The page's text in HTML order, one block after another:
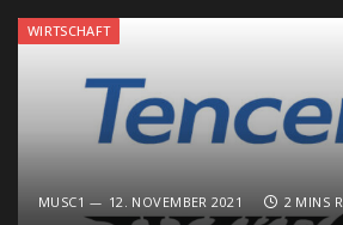
WIRTSCHAFT
MUSC1 12. NOVEMBER 2021 2 MINS